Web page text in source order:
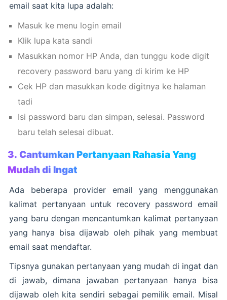
email saat kita lupa adalah:
Masuk ke menu login email
Klik lupa kata sandi
Masukkan nomor HP Anda, dan tunggu kode digit
recovery password baru yang di kirim ke HP
Cek HP dan masukkan kode digitnya ke halaman
tadi
Isi password baru dan simpan, selesai. Password
baru telah selesai dibuat.
3. Cantumkan Pertanyaan Rahasia Yang
Mudah di Ingat
Ada beberapa provider email yang menggunakan
kalimat pertanyaan untuk recovery password email
yang baru dengan mencantumkan kalimat pertanyaan
yang hanya bisa dijawab oleh pihak yang membuat
email saat mendaftar.
Tipsnya gunakan pertanyaan yang mudah di ingat dan
di jawab, dimana jawaban pertanyaan hanya bisa
dijawab oleh kita sendiri sebagai pemilik email. Misal